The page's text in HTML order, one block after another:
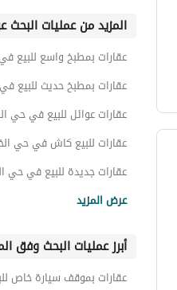
عقارات بمطبخ واسع للبيع
عقارات بمطبخ حديث للبيع
عقارات عوائل للبيع في حي
عقارات للبيع كاش في حي
عقارات جديدة للبيع في حي
عقارات جاهزة للبيع في حي
عرض المزيد
أبرز عمليات البحث وفق
عقارات بموقف سيارة خاص